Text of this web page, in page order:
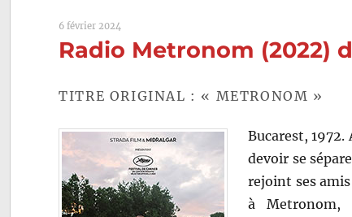
6 février 2024
Radio Metronom (2022)
TITRE ORIGINAL : « METRONOM »
Bucarest, 1972.
devoir se
rejoint ses
à Metronom,